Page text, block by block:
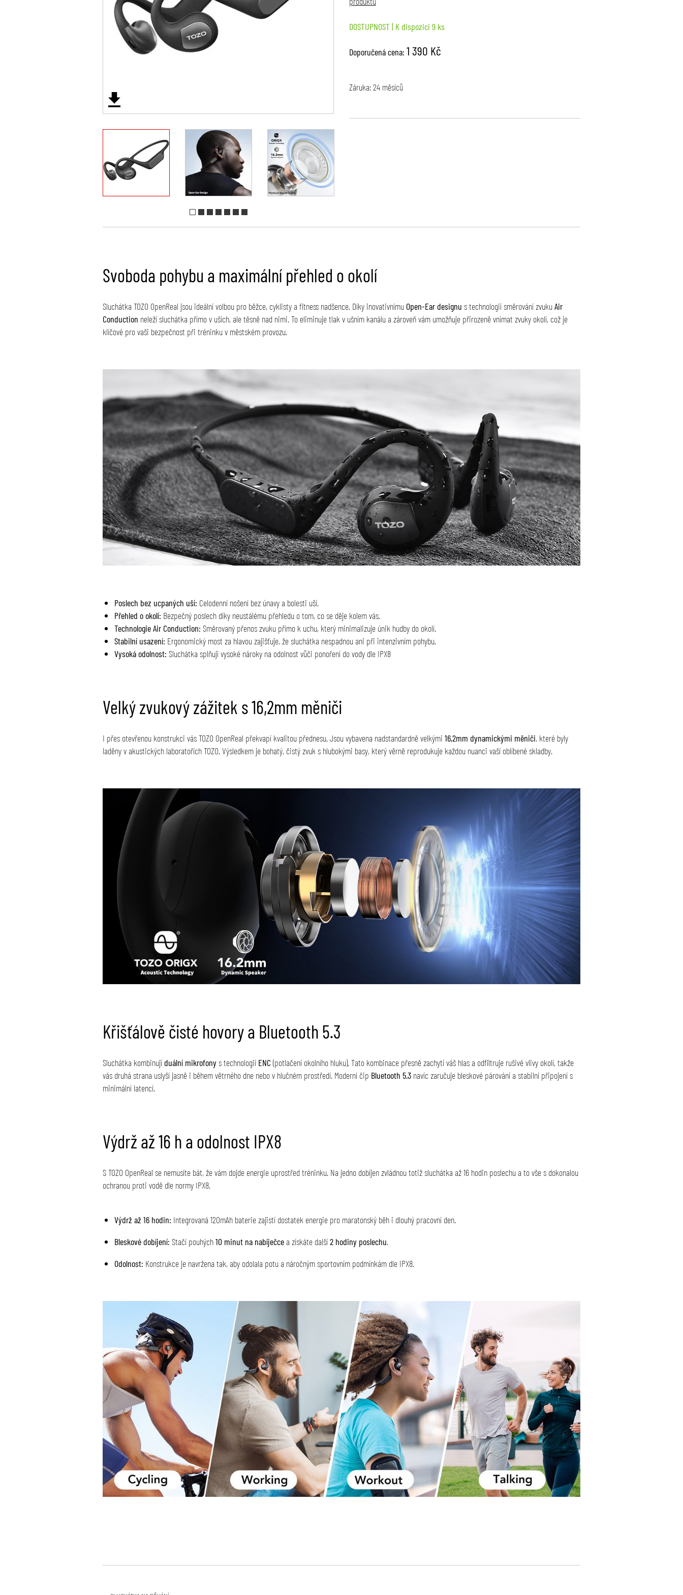
DOSTUPNOST | K dispozici 9 ks
Doporučená cena: 1 390 Kč
Záruka: 24 měsíců
Svoboda pohybu a maximální přehled o okolí
Sluchátka TOZO OpenReal jsou ideální volbou pro běžce, cyklisty a fitness nadšence. Díky inovativnímu Open-Ear designu s technologií směrování zvukuAir
Conduction neleží sluchátka přímo v uších, ale těsně nad nimi. To eliminuje tlak v ušním kanálu a zároveň vám umožňuje přirozeně vnímat zvuky okolí, což je
klíčové pro vaši bezpečnost při tréninku v městském provozu.
Poslech bez ucpaných uší: Celodenní nošení bez únavy a bolesti uší.
Přehled o okolí: Bezpečný poslech díky neustálému přehledu o tom, co se děje kolem vás.
Technologie Air Conduction: Směrovaný přenos zvuku přímo k uchu, který minimalizuje únik hudby do okolí.
Stabilní usazení: Ergonomický most za hlavou zajišťuje, že sluchátka nespadnou ani při intenzivním pohybu.
Vysoká odolnost: Sluchátka splňují vysoké nároky na odolnost vůči ponoření do vody dle IPX8
Velký zvukový zážitek s 16,2mm měniči
I přes otevřenou konstrukci vás TOZO OpenReal překvapí kvalitou přednesu. Jsou vybavena nadstandardně velkými 16,2mm dynamickými měniči, které byly
laděny v akustických laboratořích TOZO. Výsledkem je bohatý, čistý zvuk s hlubokými basy, který věrně reprodukuje každou nuanci vaší oblíbené skladby.
Křišťálově čisté hovory a Bluetooth 5.3
Sluchátka kombinujíduální mikrofony s technologií ENC (potlačení okolního hluku). Tato kombinace přesně zachytí váš hlas a odfiltruje rušivé vlivy okolí, takže
vás druhá strana uslyší jasně i během větrného dne nebo v hlučném prostředí. Moderní čip Bluetooth 5.3 navíc zaručuje bleskové párování a stabilní připojení s
minimální latencí.
Výdrž až 16 h a odolnost IPX8
S TOZO OpenReal se nemusíte bát, že vám dojde energie uprostřed tréninku. Na jedno dobíjen zvládnou totiž sluchátka až 16 hodin poslechu a to vše s dokonalou
ochranou proti vodě dle normy IPX8.
Výdrž až 16 hodin: Integrovaná 120mAh baterie zajistí dostatek energie pro maratonský běh i dlouhý pracovní den.
Bleskové dobíjení: Stačí pouhých10 minut na nabíječcea získáte další2 hodiny poslechu.
Odolnost: Konstrukce je navržena tak, aby odolala potu a náročným sportovním podmínkám dle IPX8.